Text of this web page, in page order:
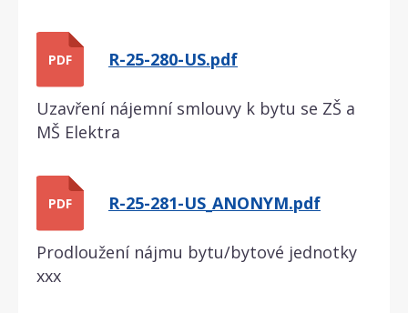
PDF R-25-280-US.pdf
Uzavření nájemní smlouvy k bytu se ZŠ a
MŠ Elektra
PDF R-25-281-US_ANONYM.pdf
Prodloužení nájmu bytu/bytové jednotky
xxx